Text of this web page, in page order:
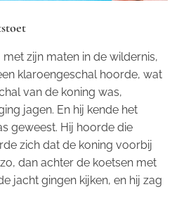
zijn maten in de wildernis,
klaroengeschal hoorde, wat
van de koning was,
jagen. En hij kende het
geweest. Hij hoorde die
zich dat de koning voorbij
dan achter de koetsen met
jacht gingen kijken, en hij zag